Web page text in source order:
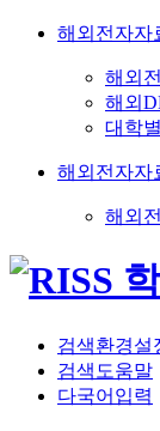
해외전자자
해외
해외
대학
해외전자자
해외
검색환경설
검색도움말
다국어입력